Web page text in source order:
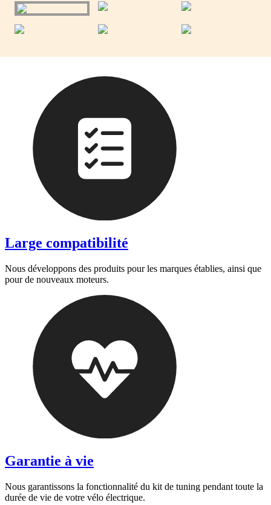
Large compatibilité
Nous développons des produits pour les marques établies, ainsi que
pour de nouveaux moteurs.
Garantie à vie
Nous garantissons la fonctionnalité du kit de tuning pendant toute la
durée de vie de votre vélo électrique.